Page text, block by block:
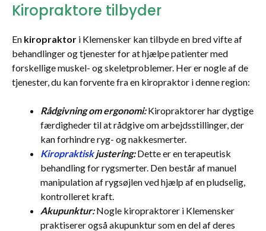
Kiropraktore tilbyder
En kiropraktor i Klemensker kan tilbyde en bred vifte af
behandlinger og tjenester for at hjælpe patienter med
forskellige muskel- og skeletproblemer. Her er nogle af de
tjenester, du kan forvente fra en kiropraktor i denne region:
Rådgivning om ergonomi:Kiropraktorer har dygtige
færdigheder til at rådgive om arbejdsstillinger, der
kan forhindre ryg- og nakkesmerter.
Kiropraktiskjustering:Dette er en terapeutisk
behandling for rygsmerter. Den består af manuel
manipulation af rygsøjlen ved hjælp af en pludselig,
kontrolleret kraft.
Akupunktur:Nogle kiropraktorer i Klemensker
praktiserer også akupunktur som en del af deres